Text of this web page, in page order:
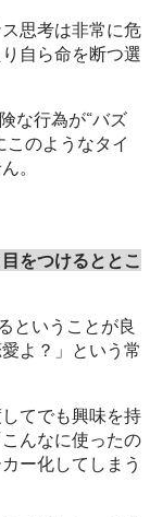
思考は非常に危
自ら命を断つ選
な行為が“バズ
このようなタイ
。
をつけるととこ
ということが良
よ？」という常
てでも興味を持
んなに使ったの
ー化してしまう